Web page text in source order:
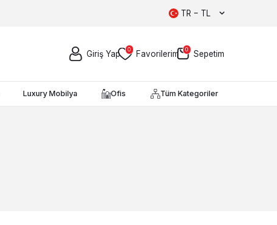
TR − TL
Giriş Yap 0 Favorilerim 0 Sepetim
Luxury Mobilya Ofis Tüm Kategoriler